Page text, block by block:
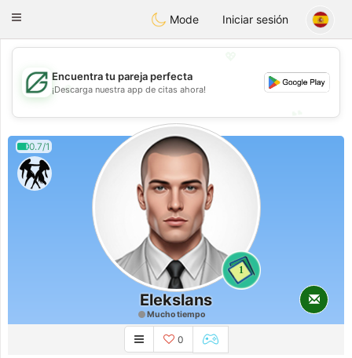
GulfDating
Toggle
Mode Iniciar sesión
💖
💕
Encuentra tu pareja perfecta
¡Descarga nuestra app de citas ahora!
0.7/1
1
Elekslans
Mucho tiempo
0